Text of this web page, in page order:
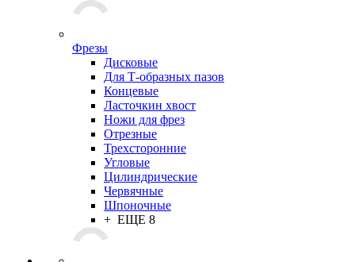
Фрезы
Дисковые
Для Т-образных пазов
Концевые
Ласточкин хвост
Ножи для фрез
Отрезные
Трехсторонние
Угловые
Цилиндрические
Червячные
Шпоночные
+ ЕЩЕ 8